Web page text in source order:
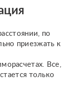
по
приезжать к
Все,
только